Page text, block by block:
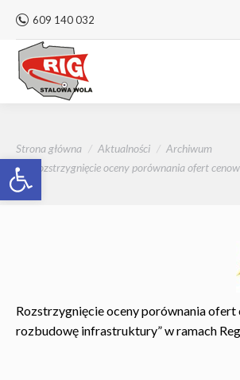
Otwórz pasek narzędzi
609 140 032
Jesteś tutaj:
Strona główna Aktualności
Archiwum
Rozstrzygnięcie oceny porównania ofert
Rozstrzygnięcie oceny porównania ofert
rozbudowę infrastruktury” w ramach